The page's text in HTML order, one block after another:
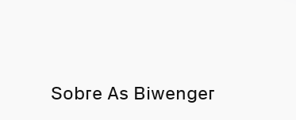
Sobre As Biwenger